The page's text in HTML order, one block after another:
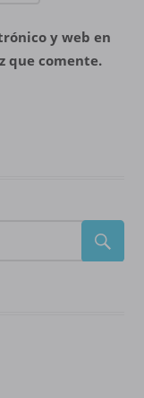
y web en
que comente.